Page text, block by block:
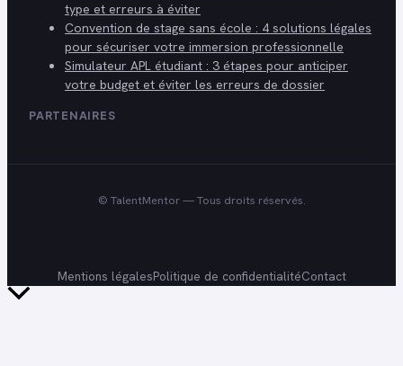
type et erreurs à éviter
Convention de stage sans école : 4 solutions légales
pour sécuriser votre immersion professionnelle
Simulateur APL étudiant : 3 étapes pour anticiper
votre budget et éviter les erreurs de dossier
PARTENAIRES
© TalentMentor— Tous droits réservés.
Mentions légalesPolitique de confidentialitéContact